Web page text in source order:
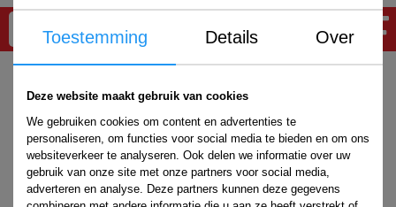
Toestemming Details Over
Deze website maakt gebruik van cookies
We gebruiken cookies om content en advertenties te
personaliseren, om functies voor social media te bieden en om ons
websiteverkeer te analyseren. Ook delen we informatie over uw
gebruik van onze site met onze partners voor social media,
adverteren en analyse. Deze partners kunnen deze gegevens